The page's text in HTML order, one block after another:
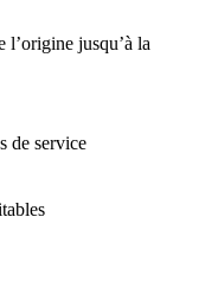
l’origine jusqu’à la
de service